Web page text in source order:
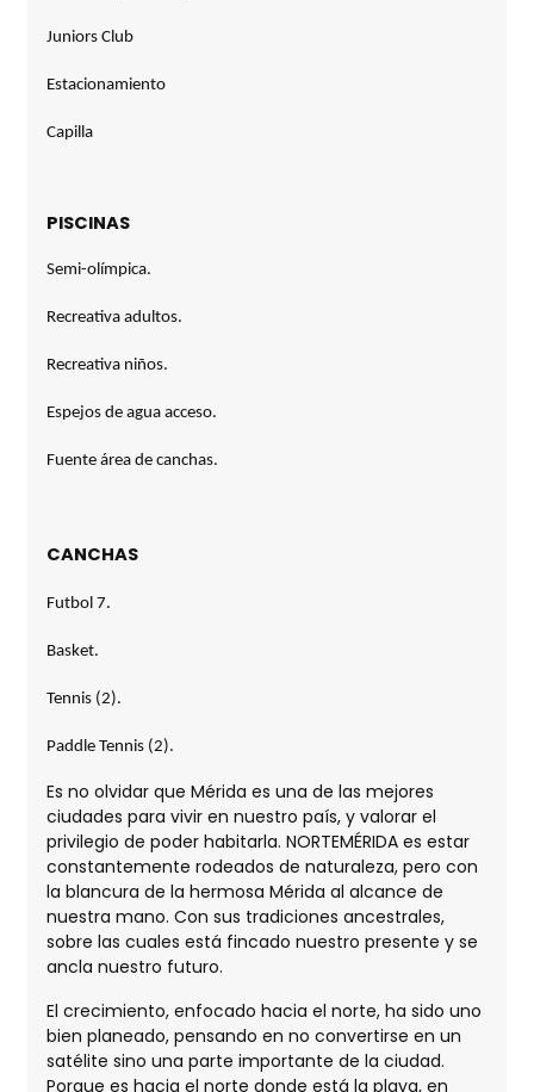
Juniors Club
Estacionamiento
Capilla
PISCINAS
Semi-olímpica.
Recreativa adultos.
Recreativa niños.
Espejos de agua acceso.
Fuente área de canchas.
CANCHAS
Futbol 7.
Basket.
Tennis (2).
Paddle Tennis (2).
Es no olvidar que Mérida es una de las mejores
ciudades para vivir en nuestro país, y valorar el
privilegio de poder habitarla. NORTEMÉRIDA es estar
constantemente rodeados de naturaleza, pero con
la blancura de la hermosa Mérida al alcance de
nuestra mano. Con sus tradiciones ancestrales,
sobre las cuales está fincado nuestro presente y se
ancla nuestro futuro.
El crecimiento, enfocado hacia el norte, ha sido uno
bien planeado, pensando en no convertirse en un
satélite sino una parte importante de la ciudad.
Porque es hacia el norte donde está la playa, en